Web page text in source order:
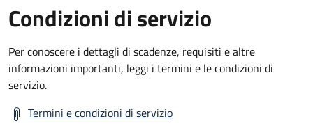
Condizioni di servizio
Per conoscere i dettagli di scadenze, requisiti e altre
informazioni importanti, leggi i termini e le condizioni di
servizio.
Termini e condizioni di servizio